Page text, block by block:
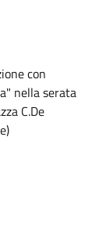
con
nella serata
C.De